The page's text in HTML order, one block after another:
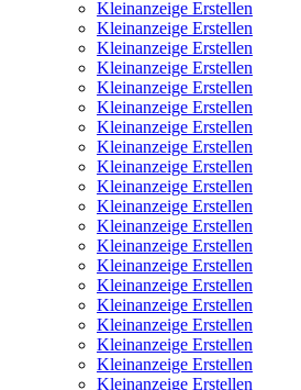
Kleinanzeige Erstellen
Kleinanzeige Erstellen
Kleinanzeige Erstellen
Kleinanzeige Erstellen
Kleinanzeige Erstellen
Kleinanzeige Erstellen
Kleinanzeige Erstellen
Kleinanzeige Erstellen
Kleinanzeige Erstellen
Kleinanzeige Erstellen
Kleinanzeige Erstellen
Kleinanzeige Erstellen
Kleinanzeige Erstellen
Kleinanzeige Erstellen
Kleinanzeige Erstellen
Kleinanzeige Erstellen
Kleinanzeige Erstellen
Kleinanzeige Erstellen
Kleinanzeige Erstellen
Kleinanzeige Erstellen